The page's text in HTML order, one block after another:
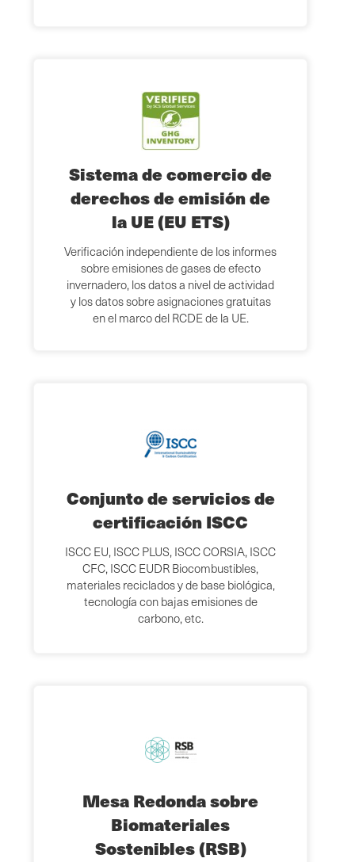
Sistema de comercio de
derechos de emisión de
la UE (EU ETS)
Verificación independiente de los informes
sobre emisiones de gases de efecto
invernadero, los datos a nivel de actividad
y los datos sobre asignaciones gratuitas
en el marco del RCDE de la UE.
Conjunto de servicios de
certificación ISCC
ISCC EU, ISCC PLUS, ISCC CORSIA, ISCC
CFC, ISCC EUDR Biocombustibles,
materiales reciclados y de base biológica,
tecnología con bajas emisiones de
carbono, etc.
Mesa Redonda sobre
Biomateriales
Sostenibles (RSB)